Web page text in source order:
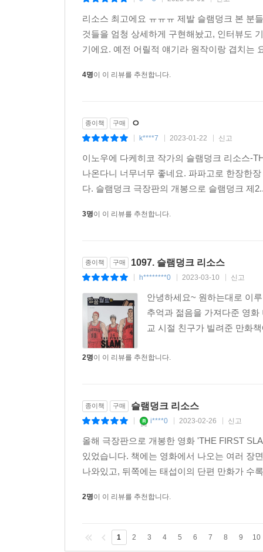
리소스 최고에요 ㅠㅠㅠ 제발 슬램덩크 본 분
것들을 엄청 상세하게 구현해놨고, 인터뷰도
기에요. 예전 어릴적 얘기라 원작이랑 겹치는
4명이 이 리뷰를 추천합니다.
종이책 구매 ㅇ
k****7 2023-01-22 신고
이노우에 다케히코 작가의 슬램덩크 리소스-
나온다니 너무너무 좋네요. 파파고로 한장한
다. 슬램덩크 극장판의 개봉으로 슬램덩크 제
3명이 이 리뷰를 추천합니다.
종이책 구매 1097. 슬램덩크 리소스
h********0 2023-03-10 신고
안녕하세요~ 원하는대로 이
추억과 젊음을 가져다준 영
교 시절 친구가 빌려준 만화
2명이 이 리뷰를 추천합니다.
종이책 구매 슬램덩크 리소스
i****0 2023-02-26 신고
올해 극장판으로 개봉한 영화 'THE FIRST
있었습니다. 책에는 영화에서 나오는 여러 장
나와있고, 뒤쪽에는 태섭이의 단편 만화가 수
2명이 이 리뷰를 추천합니다.
1 2 3 4 5 6 7 8 9 10